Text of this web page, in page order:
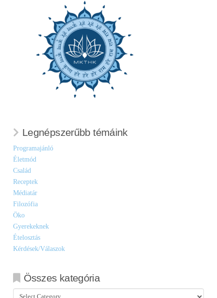
Legnépszerűbb témáink
Programajánló
Életmód
Család
Receptek
Médiatár
Filozófia
Öko
Gyerekeknek
Ételosztás
Kérdések/Válaszok
Összes kategória
Összes